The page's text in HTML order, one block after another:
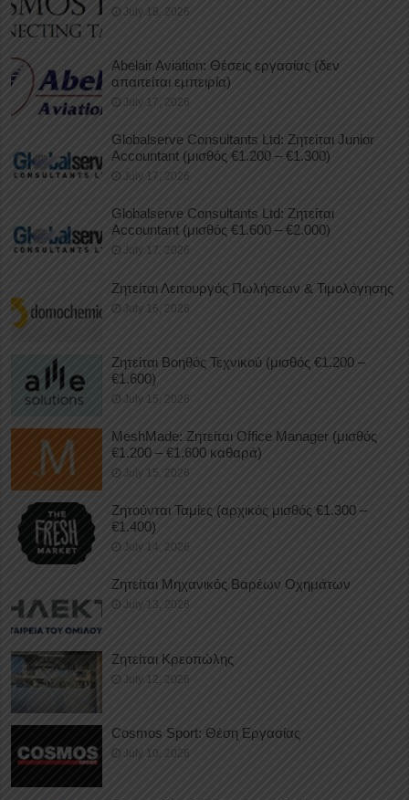
July 18, 2026
Abelair Aviation: Θέσεις εργασίας (δεν
απαιτείται εμπειρία)
July 17, 2026
Globalserve Consultants Ltd: Ζητείται Junior
Accountant (μισθός €1.200 – €1.300)
July 17, 2026
Globalserve Consultants Ltd: Ζητείται
Accountant (μισθός €1.600 – €2.000)
July 17, 2026
Ζητείται Λειτουργός Πωλήσεων & Τιμολόγησης
July 16, 2026
Ζητείται Βοηθός Τεχνικού (μισθός €1.200 –
€1.600)
July 15, 2026
MeshMade: Ζητείται Office Manager (μισθός
€1.200 – €1.600 καθαρά)
July 15, 2026
Ζητούνται Ταμίες (αρχικός μισθός €1.300 –
€1.400)
July 14, 2026
Ζητείται Μηχανικός Βαρέων Οχημάτων
July 13, 2026
Ζητείται Κρεοπώλης
July 12, 2026
Cosmos Sport: Θέση Εργασίας
July 10, 2026